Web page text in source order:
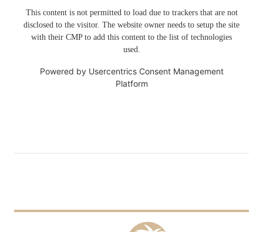
This content is not permitted to load due to trackers that are not
disclosed to the visitor. The website owner needs to setup the site
with their CMP to add this content to the list of technologies
used.
Powered by Usercentrics Consent Management
Platform